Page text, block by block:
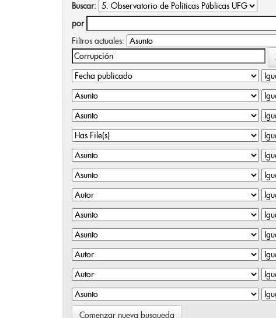
Buscar:
por
Filtros actuales:
Comenzar nueva busqueda